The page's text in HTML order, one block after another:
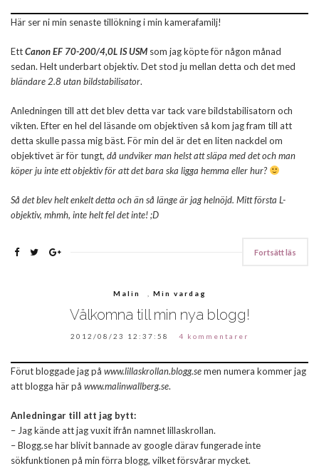
Här ser ni min senaste tillökning i min kamerafamilj!
EttCanon EF 70-200/4,0L IS USM som jag köpte för någon månad
sedan. Helt underbart objektiv. Det stod ju mellan detta och det med
bländare 2.8 utan bildstabilisator.
Anledningen till att det blev detta var tack vare bildstabilisatorn och
vikten. Efter en hel del läsande om objektiven så kom jag fram till att
detta skulle passa mig bäst. För min del är det en liten nackdel om
objektivet är för tungt, då undviker man helst att släpa med det och man
köper ju inte ett objektiv för att det bara ska ligga hemma eller hur?
Så det blev helt enkelt detta och än så länge är jag helnöjd. Mitt första L-
objektiv, mhmh, inte helt fel det inte! ;D
Fortsätt läs
Malin Min vardag
Välkomna till min nya blogg!
2012/08/23 12:37:58 4 kommentarer
Förut bloggade jag på www.lillaskrollan.blogg.semen numera kommer jag
att blogga här på www.malinwallberg.se.
Anledningar till att jag bytt:
– Jag kände att jag vuxit ifrån namnet lillaskrollan.
– Blogg.se har blivit bannade av google därav fungerade inte
sökfunktionen på min förra blogg, vilket försvårar mycket.